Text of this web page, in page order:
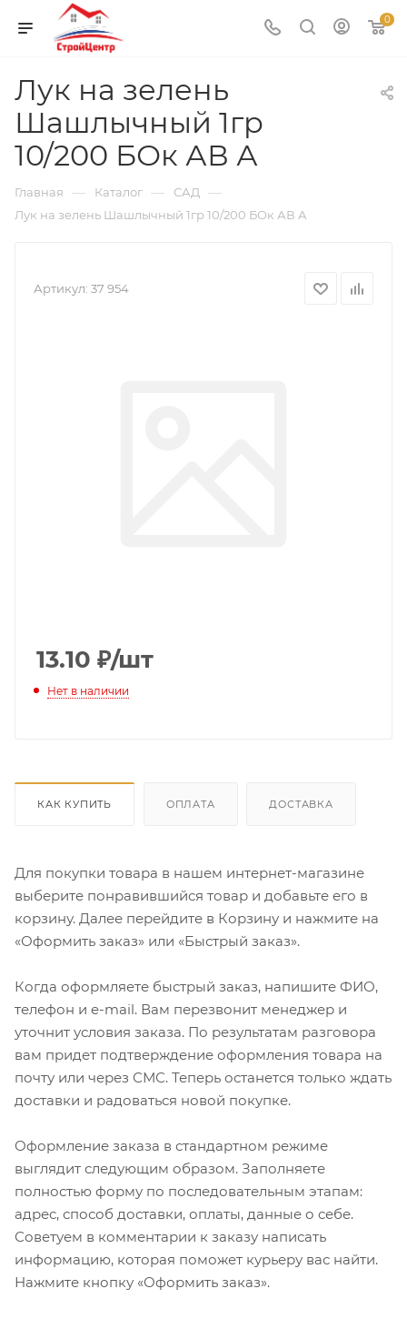
0
Лук на зелень
Шашлычный 1гр
10/200 БОк АВ А
Главная — Каталог — САД —
Лук на зелень Шашлычный 1гр 10/200 БОк АВ А
Артикул: 37 954
13.10 ₽/шт
Нет в наличии
КАК КУПИТЬ ОПЛАТА ДОСТАВКА
Для покупки товара в нашем интернет-магазине
выберите понравившийся товар и добавьте его в
корзину. Далее перейдите в Корзину и нажмите на
«Оформить заказ» или «Быстрый заказ».
Когда оформляете быстрый заказ, напишите ФИО,
телефон и e-mail. Вам перезвонит менеджер и
уточнит условия заказа. По результатам разговора
вам придет подтверждение оформления товара на
почту или через СМС. Теперь останется только ждать
доставки и радоваться новой покупке.
Оформление заказа в стандартном режиме
выглядит следующим образом. Заполняете
полностью форму по последовательным этапам:
адрес, способ доставки, оплаты, данные о себе.
Советуем в комментарии к заказу написать
информацию, которая поможет курьеру вас найти.
Нажмите кнопку «Оформить заказ».